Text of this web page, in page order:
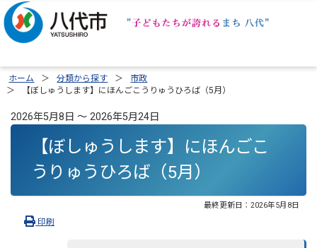
ホーム 分類から探す
市政
【ぼしゅうします】にほんごこうりゅうひろば（5月）
2026年5月8日 ～ 2026年5月24日
【ぼしゅうします】にほんごこ
うりゅうひろば（5月）
最終更新日： 2026年5月8日
印刷